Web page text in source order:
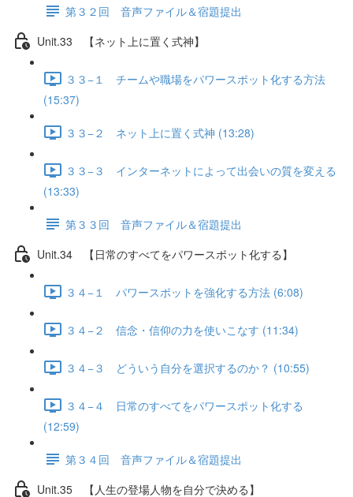
第３２回 音声ファイル＆宿題提出
Unit.33 【ネット上に置く式神】
３３−１ チームや職場をパワースポット化する方法
(15:37)
３３−２ ネット上に置く式神 (13:28)
３３−３ インターネットによって出会いの質を変える
(13:33)
第３３回 音声ファイル＆宿題提出
Unit.34 【日常のすべてをパワースポット化する】
３４−１ パワースポットを強化する方法 (6:08)
３４−２ 信念・信仰の力を使いこなす (11:34)
３４−３ どういう自分を選択するのか？ (10:55)
３４−４ 日常のすべてをパワースポット化する
(12:59)
第３４回 音声ファイル＆宿題提出
Unit.35 【人生の登場人物を自分で決める】